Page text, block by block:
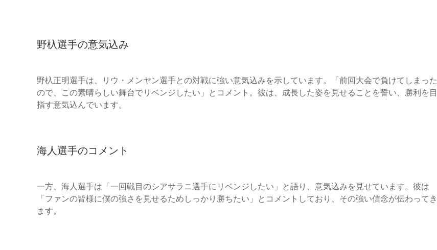
野杁選手の意気込み
野杁正明選手は、リウ・メンヤン選手との対戦に強い意気込みを示しています。「前回大会で負けてしまった
ので、この素晴らしい舞台でリベンジしたい」とコメント。彼は、成長した姿を見せることを誓い、勝利を目
指す意気込んでいます。
海人選手のコメント
一方、海人選手は「一回戦目のシアサラニ選手にリベンジしたい」と語り、意気込みを見せています。彼は
「ファンの皆様に僕の強さを見せるためしっかり勝ちたい」とコメントしており、その強い信念が伝わってき
ます。